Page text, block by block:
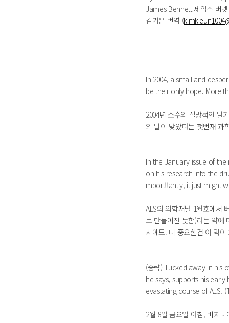
James Bennett 제임스 버넷
김기은 번역 (
In 2004, a small and
be their only hope. More
2004년 소수의 절망적인 말
의 말이 맞았다는 첫번재 과
In the January issue of
on his research into the
mport!!antly, it just might
ALS의 의학저널 1월호에서
로 만들어진 듯함)라는 약에
시에도. 더 중요한건 이 약
(중략) Tucked away in his
he says, supports his
evastating course of ALS.
2월 8일 금요일 아침, 버지